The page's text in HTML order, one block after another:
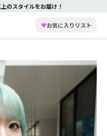
のスタイルをお届け！
♥お気に入りリスト